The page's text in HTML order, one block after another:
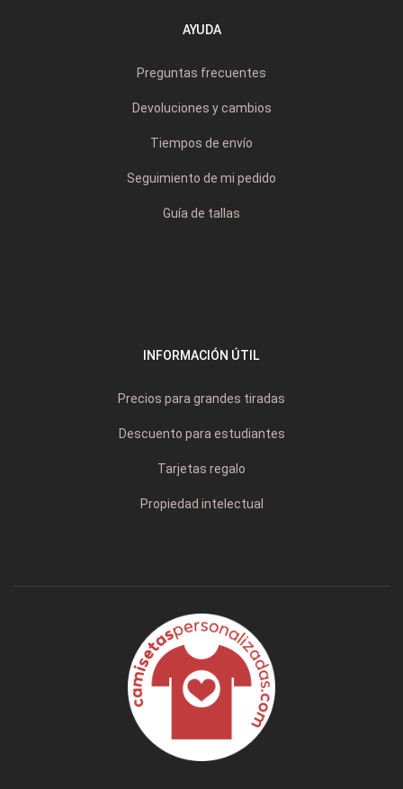
AYUDA
Preguntas frecuentes
Devoluciones y cambios
Tiempos de envío
Seguimiento de mi pedido
Guía de tallas
INFORMACIÓN ÚTIL
Precios para grandes tiradas
Descuento para estudiantes
Tarjetas regalo
Propiedad intelectual